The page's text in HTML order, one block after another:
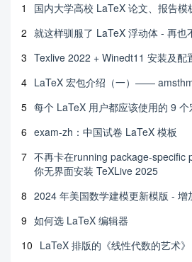
1
国内大学高校 LaTeX 论文、报告模
2 就这样驯服了 LaTeX 浮动体 - 再也
3 Texlive 2022 + Winedt11 安装及配
4 LaTeX 宏包介绍（一）——
5 每个 LaTeX 用户都应该使用的 9 个
6 exam-zh：中国试卷 LaTeX 模板
7 不再卡在running package-specific
你无界面安装 TeXLive 2025
8 2024 年美国数学建模更新模版 - 增
9 如何选 LaTeX 编辑器
10 LaTeX 排版的《线性代数的艺术》